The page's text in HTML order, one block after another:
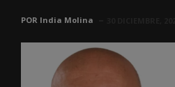
POR India Molina